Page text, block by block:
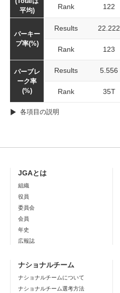
平均)
Rank 122
パーキー
プ率(%)
Results 22.222
Rank 123
パーブレ
ーク率
(%)
Results 5.556
Rank 35T
各項目の説明
JGAとは
組織
役員
委員会
会員
年史
広報誌
ナショナルチーム
ナショナルチームについて
ナショナルチーム選考方法